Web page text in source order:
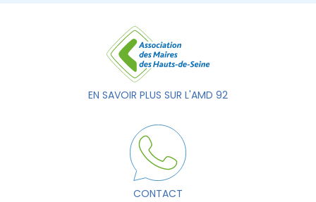
EN SAVOIR PLUS SUR L'AMD 92
CONTACT